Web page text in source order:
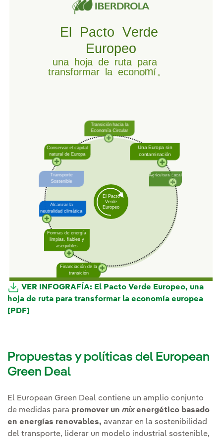
E Pacto Verde
Europeo
una hoja de ruta para
transformar a economía
El Pacto
Verde
Europeo
Financiación de la
transición
Formas de energía
limpias, fiables y
asequibles
Alcanzar la
neutralidad climática
Transporte
Sostenible
Conservar el capital
natural de Europa
Transición hacia la
Economía Circular
Una Europa sin
contaminación
Agricultura Local
Transformación de la
agricultura y las áreas
Un sistema de política
agraria modernizado y
simplificado
olvidado)
VER INFOGRAFÍA: El Pacto Verde Europeo, una
hoja de ruta para transformar la economía europea
[PDF]
Propuestas y políticas del European
Green Deal
El European Green Deal contiene un amplio conjunto
de medidas para promover un mixenergético basado
en energías renovables, avanzar en la sostenibilidad
del transporte, liderar un modelo industrial sostenible,